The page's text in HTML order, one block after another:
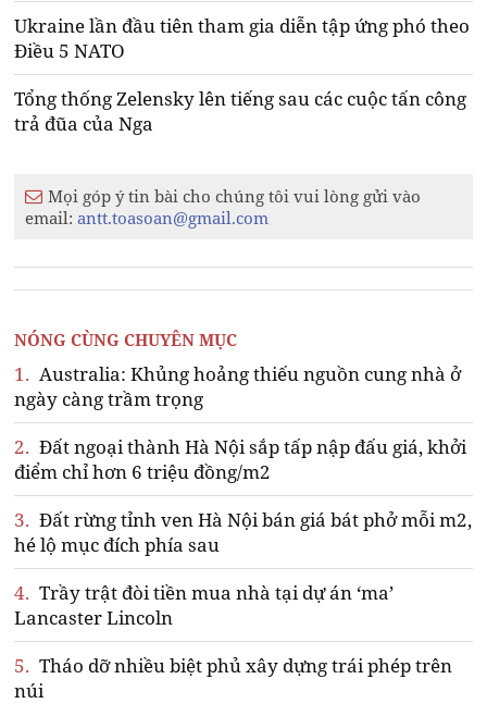
Ukraine lần đầu tiên tham gia diễn tập ứng phó theo
Điều 5 NATO
Tổng thống Zelensky lên tiếng sau các cuộc tấn công
trả đũa của Nga
Mọi góp ý tin bài cho chúng tôi vui lòng gửi vào
email:antt.toasoan@gmail.com
NÓNG CÙNG CHUYÊN MỤC
1. Australia: Khủng hoảng thiếu nguồn cung nhà ở
ngày càng trầm trọng
2. Đất ngoại thành Hà Nội sắp tấp nập đấu giá, khởi
điểm chỉ hơn 6 triệu đồng/m2
3. Đất rừng tỉnh ven Hà Nội bán giá bát phở mỗi m2,
hé lộ mục đích phía sau
4. Trầy trật đòi tiền mua nhà tại dự án ‘ma’
Lancaster Lincoln
5. Tháo dỡ nhiều biệt phủ xây dựng trái phép trên
núi